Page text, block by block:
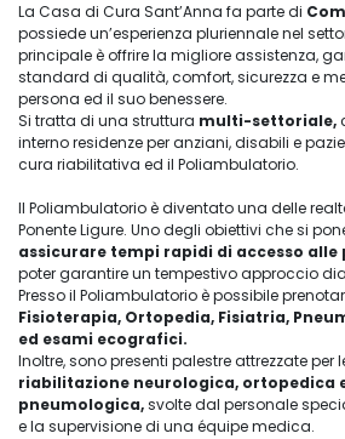
La Casa di Cura Sant’Anna fa parte di
possiede un’esperienza pluriennale nel
principale è offrire la migliore assistenza,
standard di qualità, comfort, sicurezza e
persona ed il suo benessere.
Si tratta di una struttura multi-settoriale,
interno residenze per anziani, disabili e
cura riabilitativa ed il Poliambulatorio.
Il Poliambulatorio è diventato una delle
Ponente Ligure. Uno degli obiettivi che si
assicurare tempi rapidi di accesso alle
poter garantire un tempestivo approccio
Presso il Poliambulatorio è possibile
Fisioterapia, Ortopedia, Fisiatria,
ed esami ecografici.
Inoltre, sono presenti palestre attrezzate per
riabilitazione neurologica, ortopedica
pneumologica,svolte dal personale
e la supervisione di una équipe medica.